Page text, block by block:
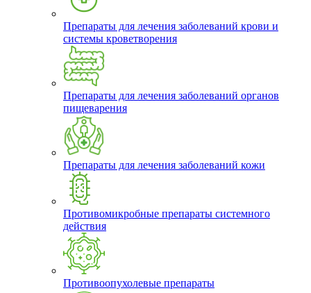
Препараты для лечения заболеваний крови и
системы кроветворения
Препараты для лечения заболеваний органов
пищеварения
Препараты для лечения заболеваний кожи
Противомикробные препараты системного
действия
Противоопухолевые препараты